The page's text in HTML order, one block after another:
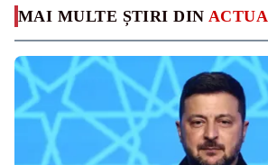
MAI MULTE ȘTIRI DIN